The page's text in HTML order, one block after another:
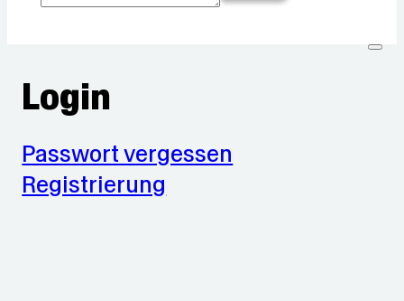
Login
Passwort vergessen
Registrierung